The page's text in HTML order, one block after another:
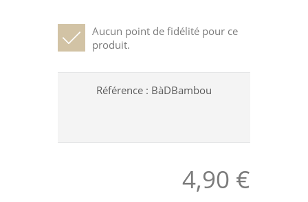
Aucun point de fidélité pour ce
produit.
Référence : BàDBambou
4,90 €